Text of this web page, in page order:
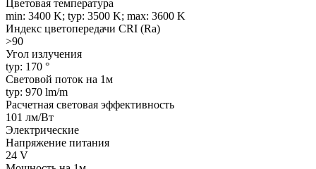
Цветовая температура
min: 3400 K; typ: 3500 K; max: 3600 K
Индекс цветопередачи CRI (Ra)
>90
Угол излучения
typ: 170 °
Световой поток на 1м
typ: 970 lm/m
Расчетная световая эффективность
101 лм/Вт
Электрические
Напряжение питания
24 V